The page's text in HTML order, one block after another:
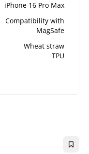
iPhone 16 Pro Max
Compatibility with
MagSafe
Wheat straw
TPU